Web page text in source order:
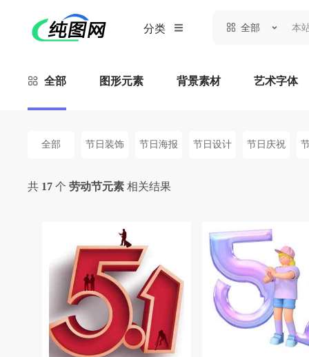
分类 全部
全部 图形元素 背景素材 艺术字体
全部 节日装饰 节日海报 节日设计 节日庆祝
共 17 个 劳动节元素 相关结果